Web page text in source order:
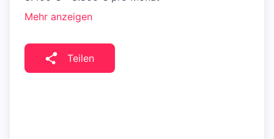
Mehr anzeigen
Teilen